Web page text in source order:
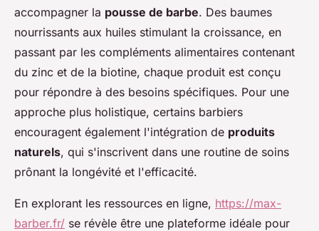
accompagner la pousse de barbe. Des baumes
nourrissants aux huiles stimulant la croissance, en
passant par les compléments alimentaires contenant
du zinc et de la biotine, chaque produit est conçu
pour répondre à des besoins spécifiques. Pour une
approche plus holistique, certains barbiers
encouragent également l'intégration de produits
naturels, qui s'inscrivent dans une routine de soins
prônant la longévité et l'efficacité.
En explorant les ressources en ligne, https://max-
barber.fr/ se révèle être une plateforme idéale pour